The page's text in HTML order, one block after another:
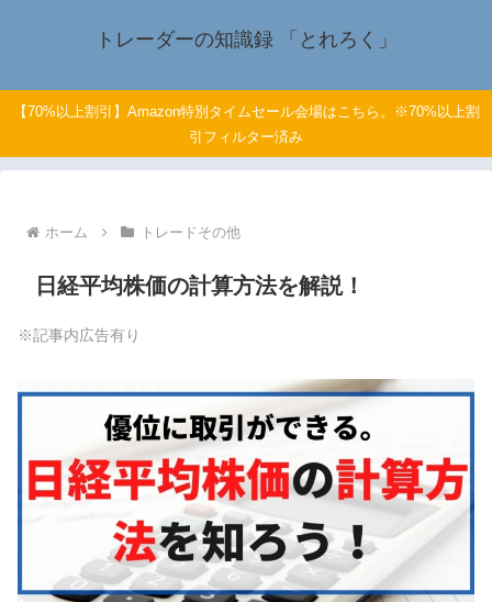
トレーダーの知識録 「とれろく」
【70%以上割引】Amazon特別タイムセール会場はこちら。※70%以上割
引フィルター済み
ホーム トレードその他
日経平均株価の計算方法を解説！
※記事内広告有り